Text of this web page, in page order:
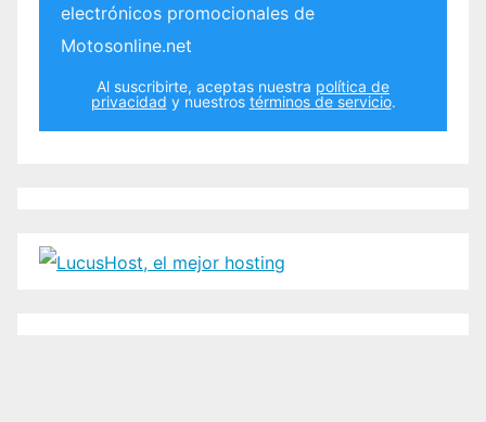
electrónicos promocionales de
Motosonline.net
Al suscribirte, aceptas nuestra política de
privacidad y nuestros términos de servicio.